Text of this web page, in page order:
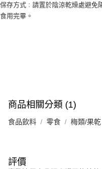
保存方式 : 請置於陰涼乾燥處避免
食用完畢。
商品相關分類 (1)
食品飲料 零食 梅類/果乾
評價